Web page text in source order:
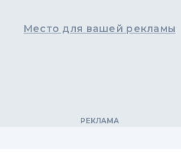
Место для вашей рекламы